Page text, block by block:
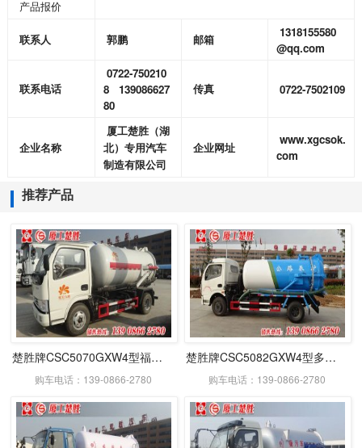
产品报价
联系人 郭鹏 邮箱
1318155580
@qq.com
联系电话
0722-750210
8
139086627
80
传真 0722-7502109
企业名称
厦工楚胜（湖
北）专用汽车
制造有限公司
企业网址
www.xgcsok.
com
推荐产品
楚胜牌CSC5070GXW4型福瑞卡吸污车
购车电话：139-0866-2780
楚胜牌CSC5082GXW4型多利卡吸污车
购车电话：139-0866-2780